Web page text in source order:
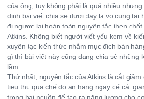
của ông, tuy không phải là quá nhiều
định bài viết chia sẻ dưới đây là vô cùng tai
đi ngược lại hoàn toàn nguyên tắc then
Atkins. Không biết người viết yếu kém về
xuyên tạc kiến thức nhằm mục đich bán
gì thì bài viết này cũng đang chia sẻ những
lầm.
Thứ nhất, nguyên tắc của Atkins là cắt
tiêu thụ qua chế độ ăn hàng ngày để cắt
trong hai nguồn để tạo ra năng lượng cho